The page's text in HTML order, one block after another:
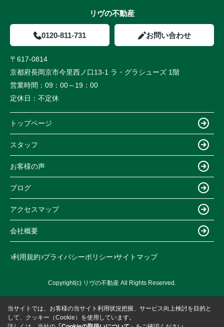
リヴの不動産
0120-811-731 お問い合わせ
〒617-0814
京都府長岡京市今里西ノ口13-1 ラ・グラシューズ 1階
営業時間： 09：00～19：00
定休日： 不定休
トップページ
スタッフ
お客様の声
ブログ
アクセスマップ
会社概要
利用規約 プライバシーポリシー サイトマップ
Copyright(c) リヴの不動産 All Rights Reserved.
当サイトでは、お客様の当サイト利用状況把握、サービス向上検討を目的と
して、クッキー（Cookie）を使用しています。